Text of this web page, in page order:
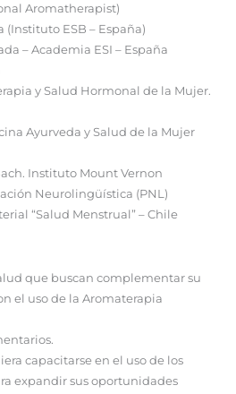
Aromatherapist)
ESB – España)
– Academia ESI – España
y Salud Hormonal de la Mujer.
Ayurveda y Salud de la Mujer
Instituto Mount Vernon
Neurolingüística (PNL)
“Salud Menstrual” – Chile
que buscan complementar su
el uso de la Aromaterapia
capacitarse en el uso de los
expandir sus oportunidades